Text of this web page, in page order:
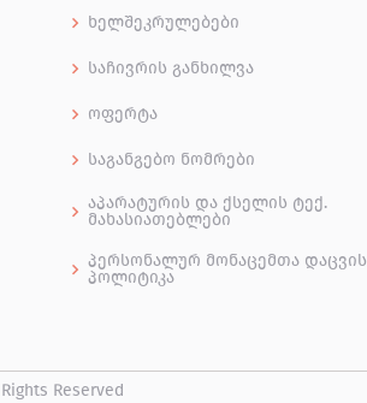
ხელშეკრულებები
საჩივრის განხილვა
ოფერტა
საგანგებო ნომრები
აპარატურის და ქსელის ტექ.
მახასიათებლები
პერსონალურ მონაცემთა დაცვის
პოლიტიკა
Reserved